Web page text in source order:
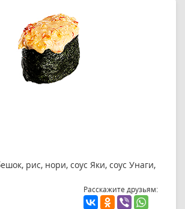
рис, нори, соус Яки, соус Унаги,
Расскажите друзьям: